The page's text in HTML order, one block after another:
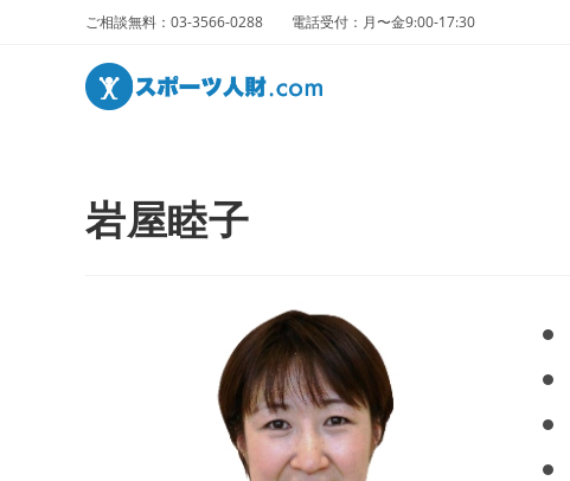
ご相談無料：03-3566-0288 電話受付：月〜金9:00-17:30
岩屋睦子